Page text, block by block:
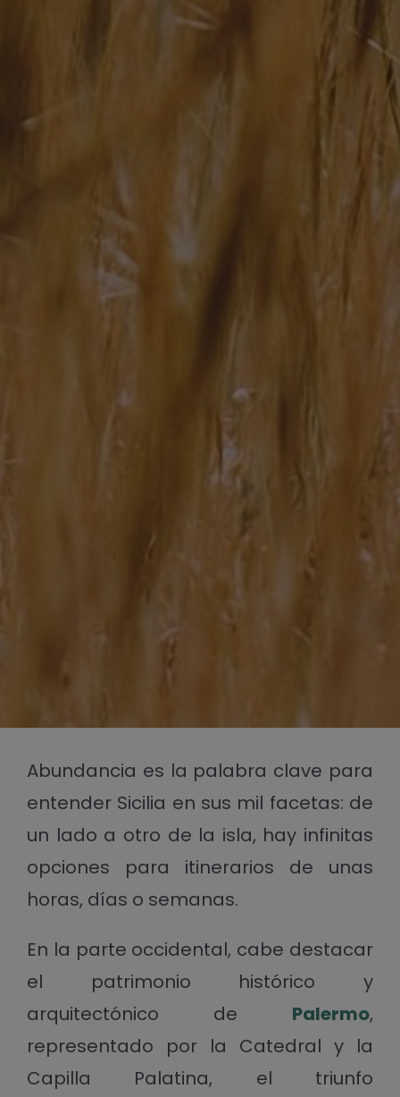
Abundancia es la palabra clave para
entender Sicilia en sus mil facetas: de
un lado a otro de la isla, hay infinitas
opciones para itinerarios de unas
horas, días o semanas.
En la parte occidental, cabe destacar
el patrimonio histórico y
arquitectónico de Palermo,
representado por la Catedral y la
Capilla Palatina, el triunfo